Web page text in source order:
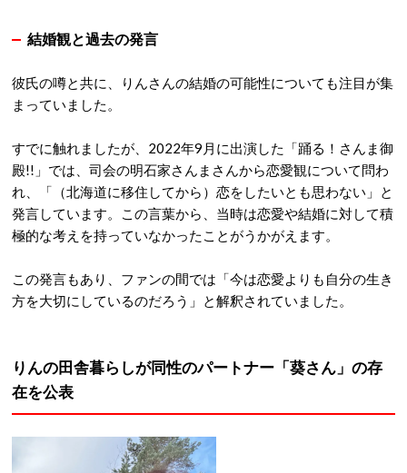
結婚観と過去の発言
彼氏の噂と共に、りんさんの結婚の可能性についても注目が集
まっていました。
すでに触れましたが、2022年9月に出演した「踊る！さんま御
殿!!」では、司会の明石家さんまさんから恋愛観について問わ
れ、「（北海道に移住してから）恋をしたいとも思わない」と
発言しています。この言葉から、当時は恋愛や結婚に対して積
極的な考えを持っていなかったことがうかがえます。
この発言もあり、ファンの間では「今は恋愛よりも自分の生き
方を大切にしているのだろう」と解釈されていました。
りんの田舎暮らしが同性のパートナー「葵さん」の存
在を公表